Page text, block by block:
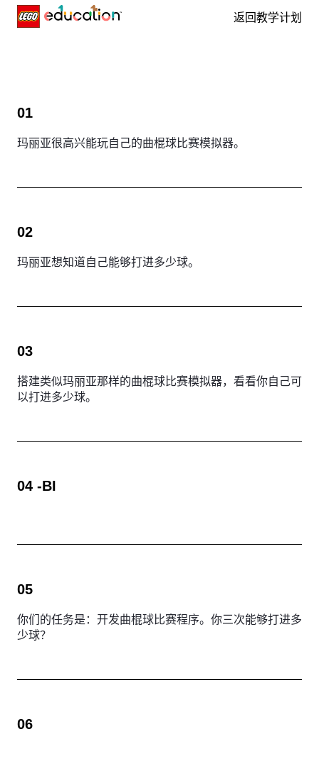
Skip navigation 返回教学计划
01
玛丽亚很高兴能玩自己的曲棍球比赛模拟器。
02
玛丽亚想知道自己能够打进多少球。
03
搭建类似玛丽亚那样的曲棍球比赛模拟器，看看你自己可
以打进多少球。
04 -BI
05
你们的任务是：开发曲棍球比赛程序。你三次能够打进多
少球？
06